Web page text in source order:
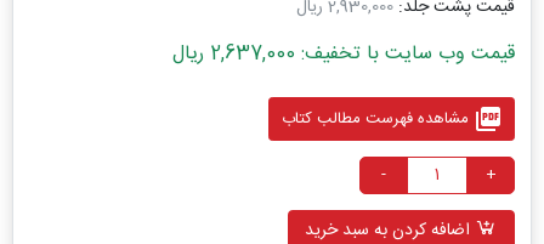
قیمت پشت جلد: 2,930,000 ریال
قیمت وب سایت با تخفیف: 2,637,000 ریال
picture_as_pdf مشاهده فهرست مطالب کتاب
+
-
اضافه کردن به سبد خرید